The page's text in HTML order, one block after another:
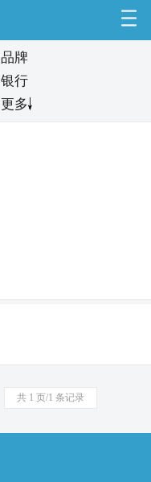
品牌
银行
更多
共 1 页/1 条记录